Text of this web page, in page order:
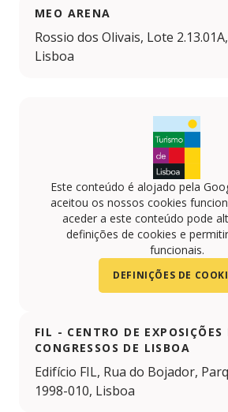
MEO ARENA
Rossio dos Olivais, Lote
Lisboa
Este conteúdo é alojado pela
aceitou os nossos cookies
aceder a este conteúdo pode
definições de cookies e
funcionais.
DEFINIÇÕES DE
FIL - CENTRO DE EXPOSIÇÕES
CONGRESSOS DE LISBOA
Edifício FIL, Rua do Bojador,
1998-010, Lisboa